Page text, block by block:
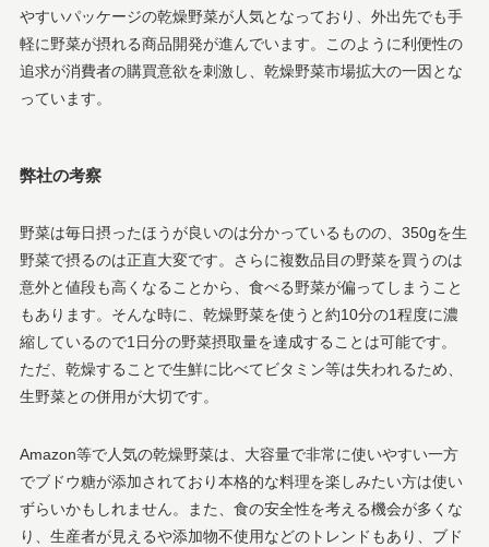
やすいパッケージの乾燥野菜が人気となっており、外出先でも手
軽に野菜が摂れる商品開発が進んでいます​。このように利便性の
追求が消費者の購買意欲を刺激し、乾燥野菜市場拡大の一因とな
っています。
弊社の考察
野菜は毎日摂ったほうが良いのは分かっているものの、350gを生
野菜で摂るのは正直大変です。さらに複数品目の野菜を買うのは
意外と値段も高くなることから、食べる野菜が偏ってしまうこと
もあります。そんな時に、乾燥野菜を使うと約10分の1程度に濃
縮しているので1日分の野菜摂取量を達成することは可能です。
ただ、乾燥することで生鮮に比べてビタミン等は失われるため、
生野菜との併用が大切です。
Amazon等で人気の乾燥野菜は、大容量で非常に使いやすい一方
でブドウ糖が添加されており本格的な料理を楽しみたい方は使い
ずらいかもしれません。また、食の安全性を考える機会が多くな
り、生産者が見えるや添加物不使用などのトレンドもあり、ブド